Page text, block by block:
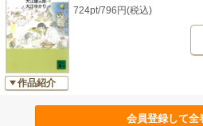
作品紹介
724pt/796円(税込)
会員登録して全